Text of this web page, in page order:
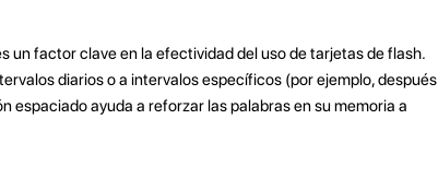
un factor clave en la efectividad del uso de tarjetas de flash.
diarios o a intervalos específicos (por ejemplo, después
espaciado ayuda a reforzar las palabras en su memoria a